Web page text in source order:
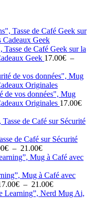
de Café Geek sur la
Geek 17.00€ –
de vos données", Mug
Originales 17.00€
de Café sur Sécurité
€ – 21.00€Plage
de
17.00€
à
21.00€
Mug à Café avec
€ – 21.00€Plage
de